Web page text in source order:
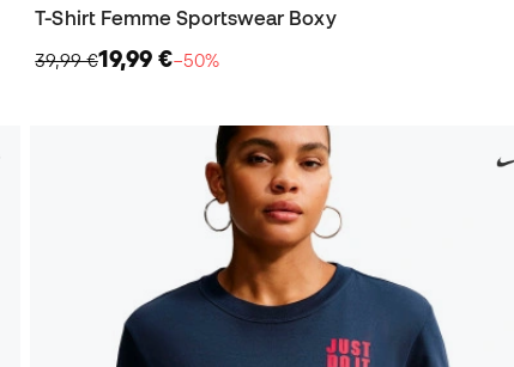
T-Shirt Femme Sportswear Boxy
39,99 €19,99 €−50%